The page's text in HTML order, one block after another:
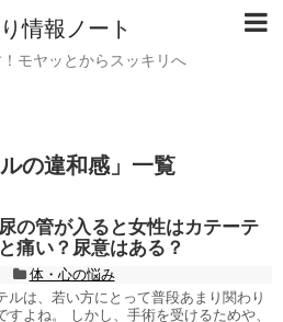
情報ノート
モヤッとからスッキリへ
の違和感 」 一覧
の管が入ると女性はカテーテ
痛い？尿意はある？
体・心の悩み
ルは、若い方にとって普段あまり関わり
すよね。 しかし、手術を受けるためや、